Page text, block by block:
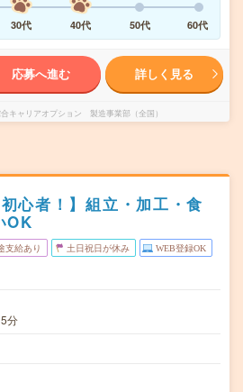
30代 40代 50代 60代
応募へ進む 詳しく見る
キャリアオプション 製造事業部（全国）
心者！】組立・加工・食
OK
支給あり 土日祝日が休み WEB登録OK
分